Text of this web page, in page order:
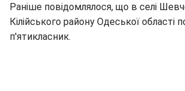
Раніше повідомлялося, що в селі
Кілійського району Одеської області
п'ятикласник.